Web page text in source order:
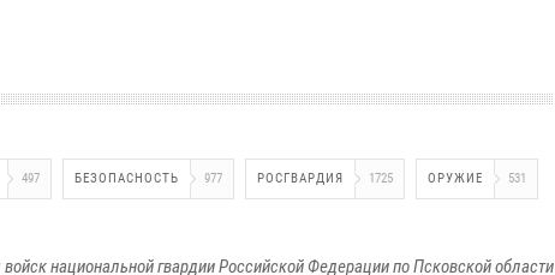
497 БЕЗОПАСНОСТЬ 977 РОСГВАРДИЯ 1725 ОРУЖИЕ 531
национальной гвардии Российской Федерации по Псковской области